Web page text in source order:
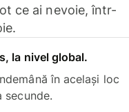
ce ai nevoie, într-
la nivel global.
în același loc
secunde.